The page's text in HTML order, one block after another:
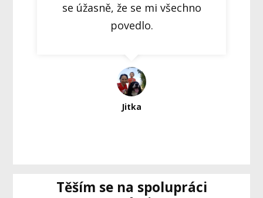
se úžasně, že se mi všechno
povedlo.
Jitka
Těším se na spolupráci